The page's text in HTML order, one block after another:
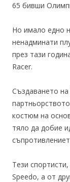
65 бивши
Но имало едно
ненадминати
през тази
Racer.
Създаването на
костюм на
тяло да добие
Тези
Speedo, а от